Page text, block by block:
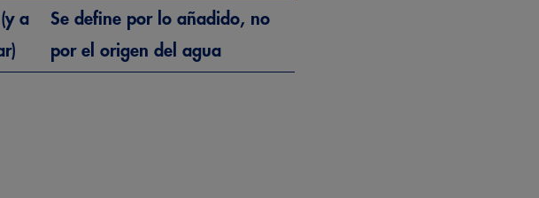
a
Se define por lo añadido, no
por el origen del agua